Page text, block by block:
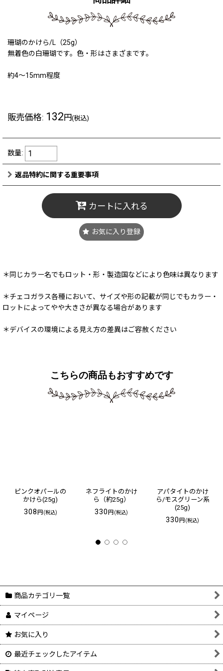
珊瑚のかけら/L（25g）
無着色の白珊瑚です。色・形はさまざまです。
約4〜15mm程度
販売価格: 132円(税込)
数量:
返品特約に関する重要事項
カートに入れる
お気に入り登録
＊同じカラー名でもロット・形・製造国などにより色味は異なります
＊チェコガラス各種において、サイズや形の記載が同じでもカラー・
ロットによってやや大きさが異なる場合があります
＊デバイスの環境による見え方の差異はご容赦ください
こちらの商品もおすすめです
ピンクオパールの
かけら(25g)
308円(税込)
ネフライトのかけ
ら（約25g）
330円(税込)
アパタイトのかけ
ら/モスグリーン系
(25g)
330円(税込)
商品カテゴリ一覧
マイページ
お気に入り
最近チェックしたアイテム